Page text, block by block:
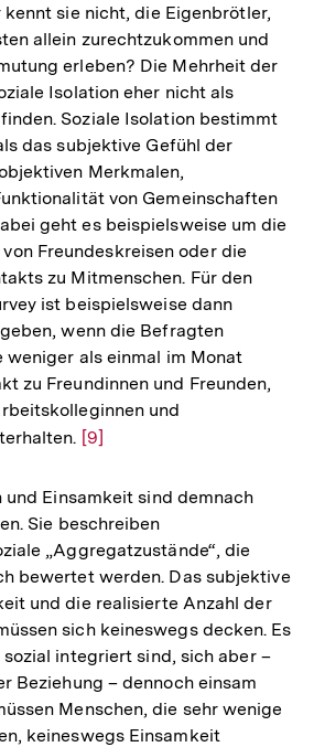
kennt sie nicht, die Eigenbrötler,
allein zurechtzukommen und
erleben? Die Mehrheit der
Isolation eher nicht als
Soziale Isolation bestimmt
das subjektive Gefühl der
Merkmalen,
von Gemeinschaften
geht es beispielsweise um die
Freundeskreisen oder die
zu Mitmenschen. Für den
ist beispielsweise dann
wenn die Befragten
weniger als einmal im Monat
zu Freundinnen und Freunden,
und
Zur
der
Fußnote
[9]
Einsamkeit sind demnach
Sie beschreiben
„Aggregatzustände“, die
bewertet werden. Das subjektive
und die realisierte Anzahl der
sich keineswegs decken. Es
integriert sind, sich aber –
Beziehung – dennoch einsam
Menschen, die sehr wenige
keineswegs Einsamkeit